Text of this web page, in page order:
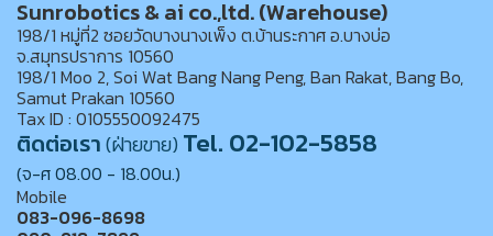
Sunrobotics & ai co.,ltd. (Warehouse)
198/1 หมู่ที่2 ซอยวัดบางนางเพ็ง ต.บ้านระกาศ อ.บางบ่อ
จ.สมุทรปราการ 10560
198/1 Moo 2, Soi Wat Bang Nang Peng, Ban Rakat, Bang Bo,
Samut Prakan 10560
Tax ID : 0105550092475
ติดต่อเรา(ฝ่ายขาย) Tel. 02-102-5858
(จ-ศ 08.00 - 18.00น.)
Mobile
083-096-8698